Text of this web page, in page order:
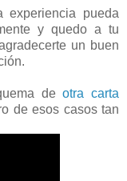
experiencia pueda
y quedo a tu
un buen
deotra carta
de esos casos tan